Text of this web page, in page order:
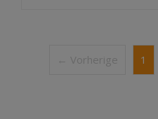
← Vorherige 1